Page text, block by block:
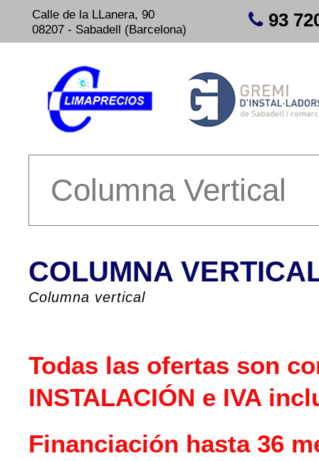
Calle de la LLanera, 90
08207 - Sabadell (Barcelona)
93
Columna Vertical
COLUMNA
Columna vertical
Todas las ofertas son
INSTALACIÓN e IVA
Financiación hasta 36